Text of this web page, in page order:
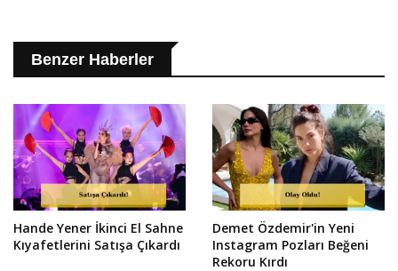
Benzer Haberler
Hande Yener İkinci El Sahne
Kıyafetlerini Satışa Çıkardı
Demet Özdemir'in Yeni
Instagram Pozları Beğeni
Rekoru Kırdı